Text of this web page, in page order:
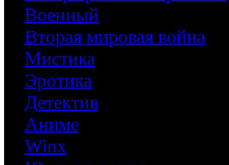
Военный
Вторая мировая война
Мистика
Эротика
Детектив
Аниме
Winx